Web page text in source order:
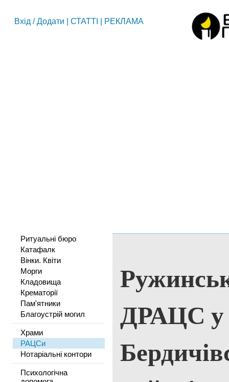
Вхід /Додати СТАТТІ РЕКЛАМА
Ритуальні бюро
Катафалк
Вінки. Квіти
Морги
Кладовища
Крематорії
Пам'ятники
Благоустрій могил
Храми
РАЦСи
Нотаріальні контори
Психологічна
ДРАЦС у